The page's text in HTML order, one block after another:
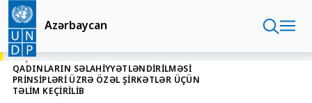
Əsas
kontentə
keçin
Azərbaycan
BAŞ SƏHIFƏ
QADINLARIN SƏLAHIYYƏTLƏNDIRILMƏSI
PRINSIPLƏRI ÜZRƏ ÖZƏL ŞIRKƏTLƏR ÜÇÜN
TƏLIM KEÇIRILIB